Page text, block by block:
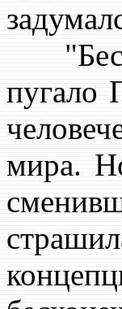
пугало
мира.